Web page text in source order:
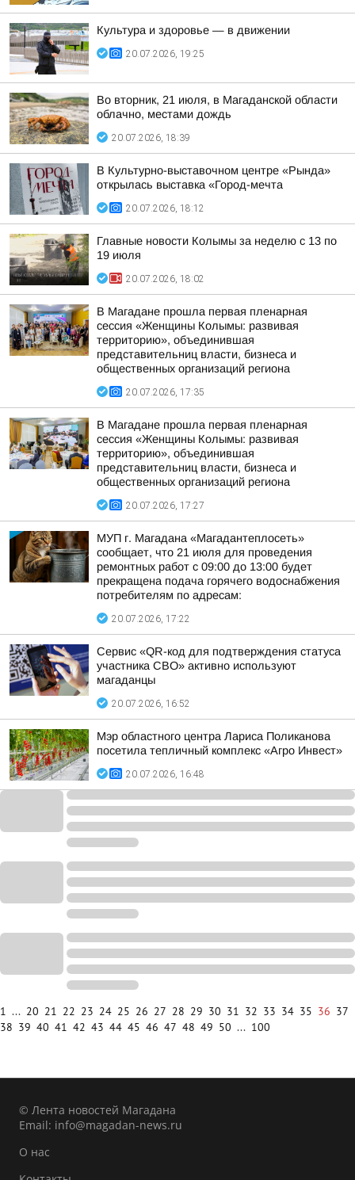
Культура и здоровье — в движении
20.07.2026, 19:25
Во вторник, 21 июля, в Магаданской области
облачно, местами дождь
20.07.2026, 18:39
В Культурно-выставочном центре «Рында»
открылась выставка «Город-мечта
20.07.2026, 18:12
Главные новости Колымы за неделю с 13 по
19 июля
20.07.2026, 18:02
В Магадане прошла первая пленарная
сессия «Женщины Колымы: развивая
территорию», объединившая
представительниц власти, бизнеса и
общественных организаций региона
20.07.2026, 17:35
В Магадане прошла первая пленарная
сессия «Женщины Колымы: развивая
территорию», объединившая
представительниц власти, бизнеса и
общественных организаций региона
20.07.2026, 17:27
МУП г. Магадана «Магадантеплосеть»
сообщает, что 21 июля для проведения
ремонтных работ с 09:00 до 13:00 будет
прекращена подача горячего водоснабжения
потребителям по адресам:
20.07.2026, 17:22
Сервис «QR-код для подтверждения статуса
участника СВО» активно используют
магаданцы
20.07.2026, 16:52
Мэр областного центра Лариса Поликанова
посетила тепличный комплекс «Агро Инвест»
20.07.2026, 16:48
1 ... 20 21 22 23 24 25 26 27 28 29 30 31 32 33 34 35 36 37
38 39 40 41 42 43 44 45 46 47 48 49 50 ... 100
© Лента новостей Магадана
Email: info@magadan-news.ru
О нас